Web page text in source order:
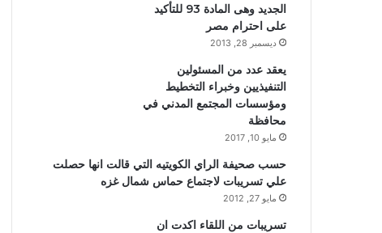
الجديد وهى المادة 93 للتأكيد
على احترام مصر
ديسمبر 28, 2013
يعقد عدد من المسئولين
التنفيذيين وخبراء التخطيط
ومؤسسات المجتمع المدني في
محافظة
مايو 10, 2017
حسب صحيفة الراي الكويتيه التي قالت انها حصلت
علي تسريبات لاجتماع حماس شمال غزه
مايو 27, 2012
تسريبات من اللقاء اكدت ان